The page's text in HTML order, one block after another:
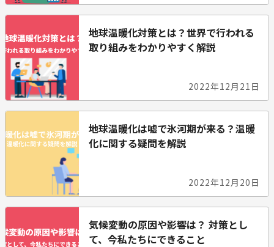
地球温暖化対策とは？世界で行われる
取り組みをわかりやすく解説
2022年12月21日
地球温暖化は嘘で氷河期が来る？温暖
化に関する疑問を解説
2022年12月20日
気候変動の原因や影響は？ 対策とし
て、今私たちにできること